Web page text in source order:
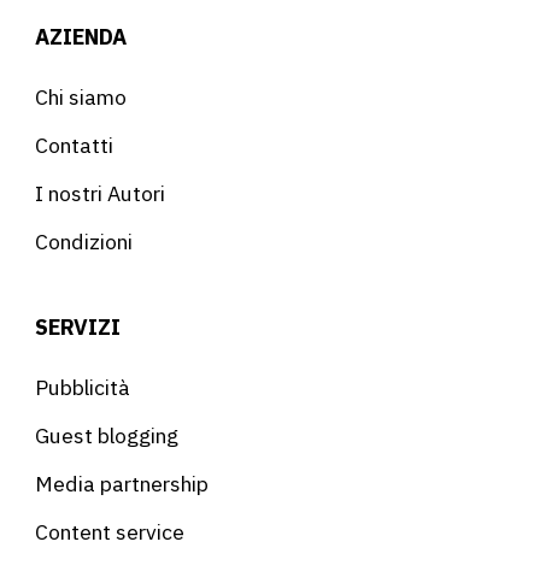
AZIENDA
Chi siamo
Contatti
I nostri Autori
Condizioni
SERVIZI
Pubblicità
Guest blogging
Media partnership
Content service